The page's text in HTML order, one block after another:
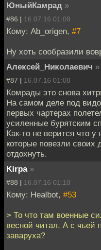
ЮныйКамрад »
#86 | 16.07.16 01:08
Кому: Ab_origen, #7
Ну хоть сообразили
Алексей_Николаевич »
#87 | 16.07.16 01:08
Комрады это снова
На самом деле под
первых чартерах
усиленные бурятским
Как-то не верится что
которые повезли своих
отдохнуть.
Kirpa »
#88 | 16.07.16 01:10
Кому: Healbot, #53
> То что там военные
весной читал. А с чьей
заваруха?